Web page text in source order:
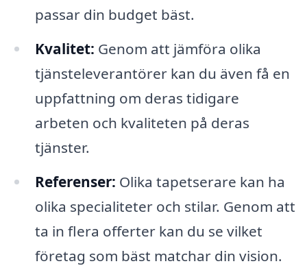
passar din budget bäst.
Kvalitet: Genom att jämföra olika
tjänsteleverantörer kan du även få en
uppfattning om deras tidigare
arbeten och kvaliteten på deras
tjänster.
Referenser: Olika tapetserare kan ha
olika specialiteter och stilar. Genom att
ta in flera offerter kan du se vilket
företag som bäst matchar din vision.